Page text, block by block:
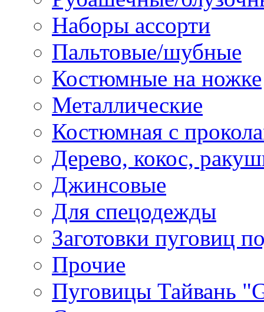
Наборы ассорти
Пальтовые/шубные
Костюмные на ножке
Металлические
Костюмная с
Дерево, кокос,
Джинсовые
Для спецодежды
Заготовки пуговиц
Прочие
Пуговицы Тайвань